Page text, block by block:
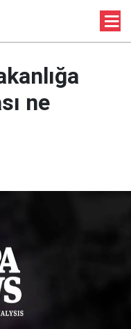
ne